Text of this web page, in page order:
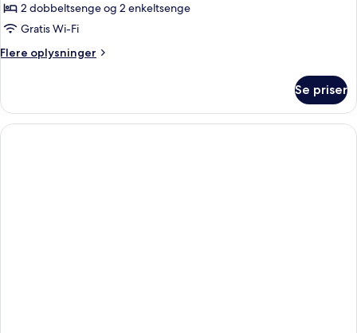
2 dobbeltsenge og 2 enkeltsenge
Gratis Wi-Fi
Flere oplysninger
Flere
Se priser